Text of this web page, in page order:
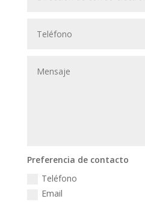
Preferencia de contacto
Teléfono
Email